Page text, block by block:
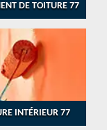
DE TOITURE 77
INTÉRIEUR 77